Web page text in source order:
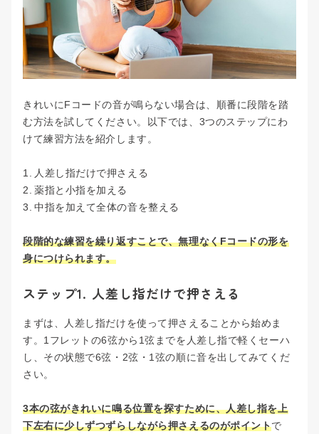
きれいにFコードの音が鳴らない場合は、順番に段階を踏
む方法を試してください。以下では、3つのステップにわ
けて練習方法を紹介します。
人差し指だけで押さえる
薬指と小指を加える
中指を加えて全体の音を整える
段階的な練習を繰り返すことで、無理なくFコードの形を
身につけられます。
ステップ1. 人差し指だけで押さえる
まずは、人差し指だけを使って押さえることから始めま
す。1フレットの6弦から1弦までを人差し指で軽くセーハ
し、その状態で6弦・2弦・1弦の順に音を出してみてくだ
さい。
3本の弦がきれいに鳴る位置を探すために、人差し指を上
下左右に少しずつずらしながら押さえるのがポイントで